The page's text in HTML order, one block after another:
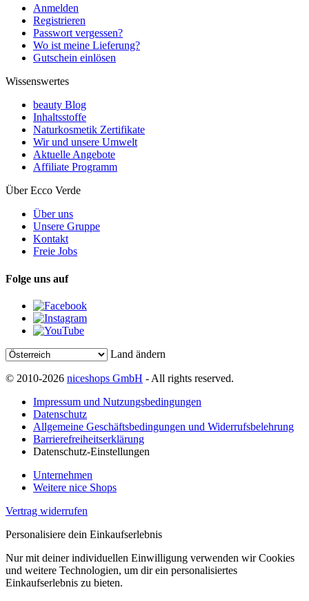
Anmelden
Registrieren
Passwort vergessen?
Wo ist meine Lieferung?
Gutschein einlösen
Wissenswertes
beauty Blog
Inhaltsstoffe
Naturkosmetik Zertifikate
Wir und unsere Umwelt
Aktuelle Angebote
Affiliate Programm
Über Ecco Verde
Über uns
Unsere Gruppe
Kontakt
Freie Jobs
Folge uns auf
Land ändern
© 2010-2026 niceshops GmbH - All rights reserved.
Impressum und Nutzungsbedingungen
Datenschutz
Allgemeine Geschäftsbedingungen und Widerrufsbelehrung
Barrierefreiheitserklärung
Datenschutz-Einstellungen
Unternehmen
Weitere nice Shops
Vertrag widerrufen
Personalisiere dein Einkaufserlebnis
Nur mit deiner individuellen Einwilligung verwenden wir Cookies
und weitere Technologien, um dir ein personalisiertes
Einkaufserlebnis zu bieten.